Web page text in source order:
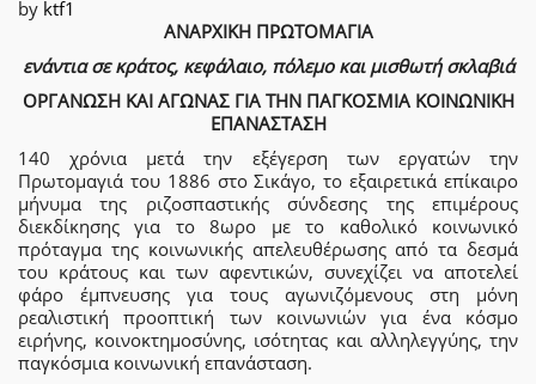
by ktf1
ΑΝΑΡΧΙΚΗ ΠΡΩΤΟΜΑΓΙΑ
ενάντια σε κράτος, κεφάλαιο, πόλεμο και μισθωτή σκλαβιά
ΟΡΓΑΝΩΣΗ ΚΑΙ ΑΓΩΝΑΣ ΓΙΑ ΤΗΝ ΠΑΓΚΟΣΜΙΑ ΚΟΙΝΩΝΙΚΗ
ΕΠΑΝΑΣΤΑΣΗ
140 χρόνια μετά την εξέγερση των εργατών την
Πρωτομαγιά του 1886 στο Σικάγο, το εξαιρετικά επίκαιρο
μήνυμα της ριζοσπαστικής σύνδεσης της επιμέρους
διεκδίκησης για το 8ωρο με το καθολικό κοινωνικό
πρόταγμα της κοινωνικής απελευθέρωσης από τα δεσμά
του κράτους και των αφεντικών, συνεχίζει να αποτελεί
φάρο έμπνευσης για τους αγωνιζόμενους στη μόνη
ρεαλιστική προοπτική των κοινωνιών για ένα κόσμο
ειρήνης, κοινοκτημοσύνης, ισότητας και αλληλεγγύης, την
παγκόσμια κοινωνική επανάσταση.